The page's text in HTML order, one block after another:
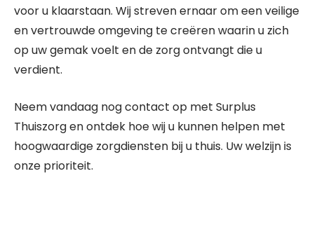
voor u klaarstaan. Wij streven ernaar om een veilige
en vertrouwde omgeving te creëren waarin u zich
op uw gemak voelt en de zorg ontvangt die u
verdient.
Neem vandaag nog contact op met Surplus
Thuiszorg en ontdek hoe wij u kunnen helpen met
hoogwaardige zorgdiensten bij u thuis. Uw welzijn is
onze prioriteit.